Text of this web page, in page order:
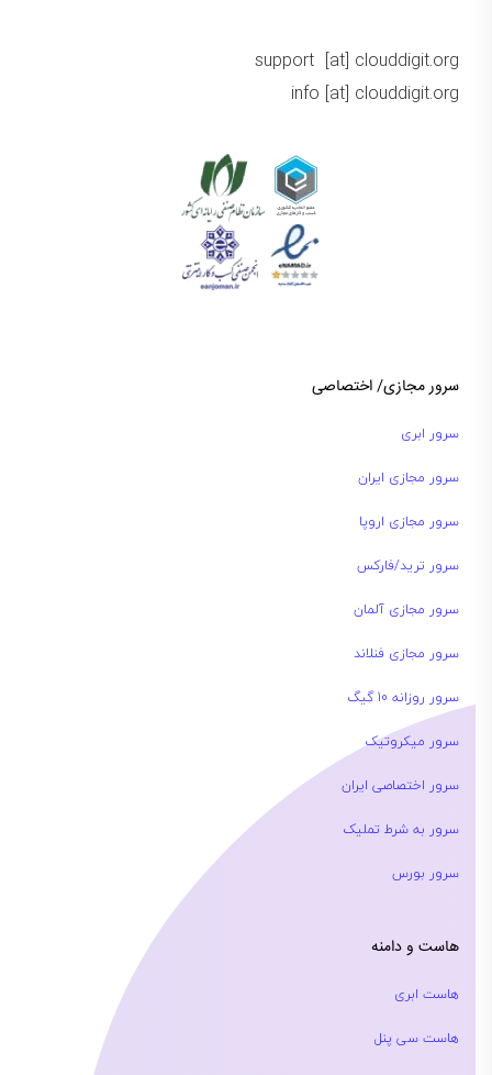
support [at] clouddigit.org
info [at] clouddigit.org
سرور مجازی/ اختصاصی
سرور ابری
سرور مجازی ایران
سرور مجازی اروپا
سرور ترید/فارکس
سرور مجازی آلمان
سرور مجازی فنلاند
سرور روزانه 10 گیگ
سرور میکروتیک
سرور اختصاصی ایران
سرور به شرط تملیک
سرور بورس
هاست و دامنه
هاست ابری
هاست سی پنل